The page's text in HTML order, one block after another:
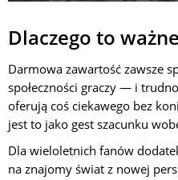
Dlaczego to
Darmowa zawartość zawsze
społeczności graczy — i
oferują coś ciekawego bez
jest to jako gest szacunku
Dla wieloletnich fanów
na znajomy świat z nowej